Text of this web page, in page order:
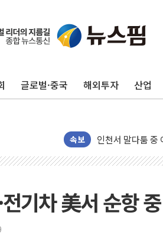
글로벌·중국 해외투자 산업
속보
평택 진위면 공장
포항 블루밸리
[종합] 김민석, 정
민주당 경북도당
김민석, 강원·대
[속보] 민주, 강원
[속보] 민주, 대구
[속보] 민주, 강원
기차 美서 순항 중